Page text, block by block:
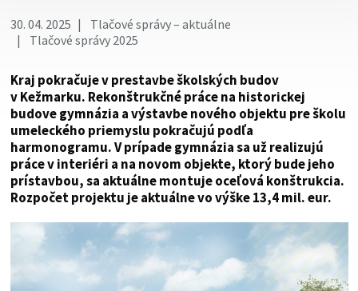
30. 04. 2025
Tlačové správy – aktuálne
Tlačové správy 2025
Kraj pokračuje v prestavbe školských budov
v Kežmarku. Rekonštrukčné práce na historickej
budove gymnázia a výstavbe nového objektu pre školu
umeleckého priemyslu pokračujú podľa
harmonogramu. V prípade gymnázia sa už realizujú
práce v interiéri a na novom objekte, ktorý bude jeho
prístavbou, sa aktuálne montuje oceľová konštrukcia.
Rozpočet projektu je aktuálne vo výške 13,4 mil. eur.